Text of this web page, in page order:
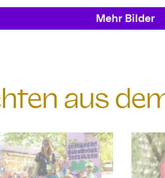
Mehr Bilder
aus